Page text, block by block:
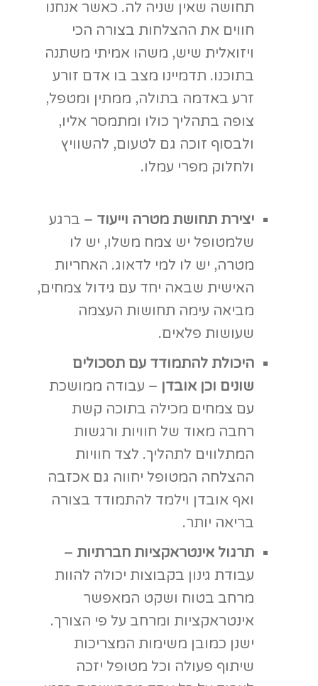
האישית שבאה יחד עם גידול צמחים,
מביאה עימה תחושות העצמה
שעושות פלאים.
שונים וכן אובדן
– עבודה ממושכת
עם צמחים מכילה בתוכה קשת
רחבה מאוד של חוויות ורגשות
המתלווים לתהליך. לצד חוויות
ואף אובדן וילמד להתמודד בצורה
בריאה יותר.
תרגול אינטראקציות חברתיות
עבודת גינון בקבוצות יכולה להוות
מרחב בטוח ושקט המאפשר
אינטראקציות ומרחב על פי הצורך.
ישנן כמובן משימות המצריכות
שיתוף פעולה וכל מטופל יזכה
לעבוד על כל אחד מהכישורים בזמן
ובקצב שלו והכי חשוב- בתוך המקום
הבטוח שלו.
שהתחלנו לגדל צמח, התחייבנו
לוודא את תקינות התהליך. עם הזמן
הרצון, האכפתיות ותחושת האחריות
הם שמניעים את המטופלים להתמיד
ולהתחייב למסגרת.
אופציה לעתיד תעסוקתי בתחום
הגינון
– בתוך המסגרת והעשייה